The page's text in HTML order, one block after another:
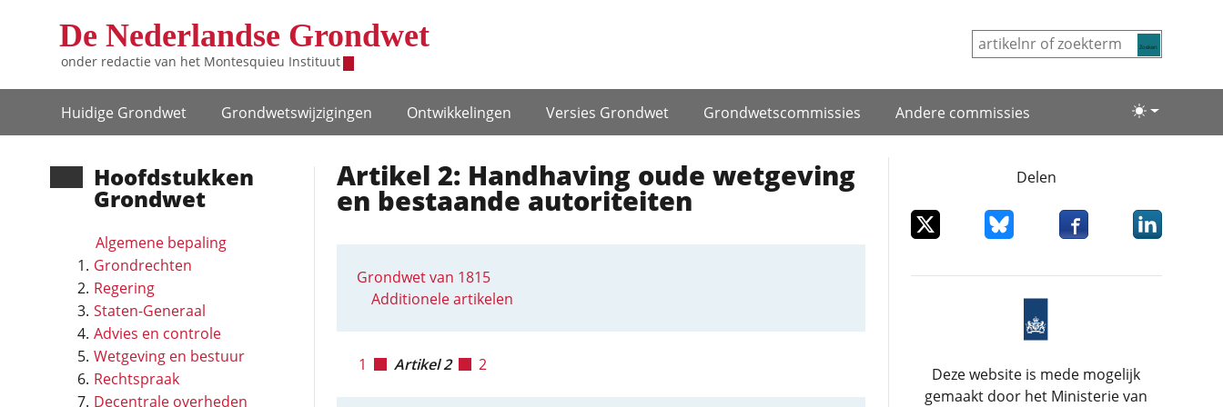
De Nederlandse Grondwet
onder redactie van het Montesquieu Instituut
Lichte/
Hoofdnavigatie
Huidige Grondwet Grondwets­wijzigingen Ontwikke­lingen Versies Grondwet Grondwets­commissies Andere commissies
Hoofd­stukken
Grondwet
Algemene bepaling
Grondrechten
Regering
Staten-Generaal
Advies en controle
Wetgeving en bestuur
Rechtspraak
Decentrale overheden
Artikel 2: Handhaving oude wetgeving
en bestaande autoriteiten
Grondwet van 1815
Additionele artikelen
1 Artikel 2 2
Delen
Deel dit item op XDeel dit item op Bluesky
Deel dit item op
Deel dit
Deze website is mede mogelijk
gemaakt door het Ministerie van